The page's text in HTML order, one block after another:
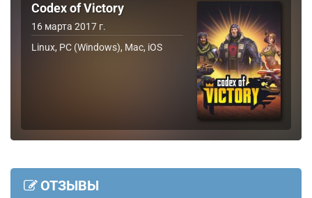
Codex of Victory
16 марта 2017 г.
Linux, PC (Windows), Mac, iOS
ОТЗЫВЫ